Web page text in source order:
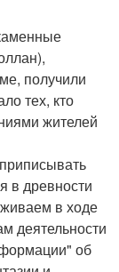
получили
тех, кто
жителей
в древности
в ходе
деятельности
об